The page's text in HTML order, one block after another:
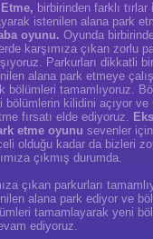
birbirinden farklı tırlar
istenilen alana park
oyunu. Oyunda
karşımıza çıkan zorlu
Parkurları dikkatli
alana park etmeye
bölümleri tamamlıyoruz.
bölümlerin kilidini açıyor ve
fırsatı elde ediyoruz.
etme oyunu sevenler
olduğu kadar da bizleri
çıkmış durumda.
çıkan parkurları
alana park ediyor ve
tamamlayarak yeni
ediyoruz.